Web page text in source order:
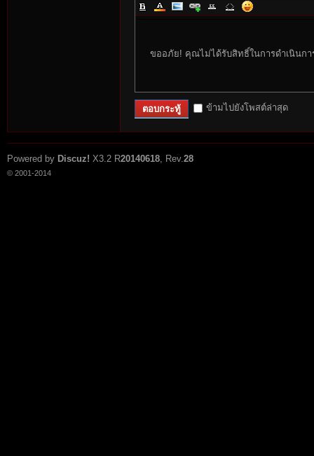
ขออภัย! คุณไม่ได้รับสิทธิ์ในการดำเนินก
ตอบกระทู้ ข้ามไปยังโพสต์ล่าสุด
Powered by Discuz! X3.2 R20140618, Rev.28
© 2001-2014